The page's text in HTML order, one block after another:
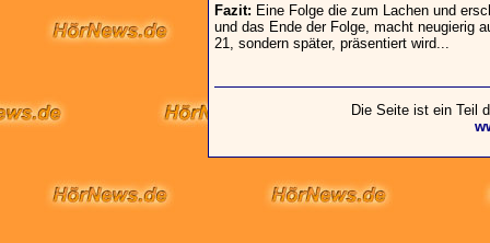
Fazit: Eine Folge die zum Lachen und
und das Ende der Folge, macht neugierig
21, sondern später, präsentiert wird...
Die Seite ist ein Teil